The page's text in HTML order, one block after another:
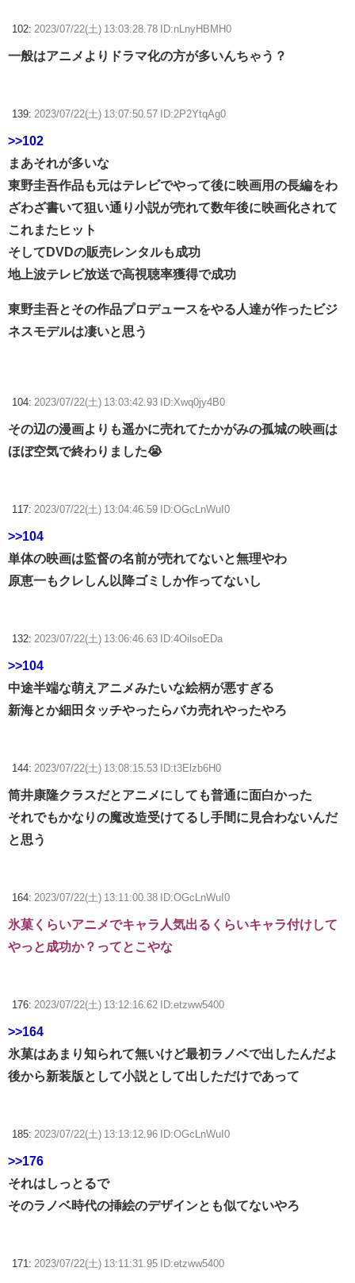
102: 2023/07/22(土) 13:03:28.78 ID:nLnyHBMH0
一般はアニメよりドラマ化の方が多いんちゃう？
139: 2023/07/22(土) 13:07:50.57 ID:2P2YtqAg0
>>102
まあそれが多いな
東野圭吾作品も元はテレビでやって後に映画用の長編をわ
ざわざ書いて狙い通り小説が売れて数年後に映画化されて
これまたヒット
そしてDVDの販売レンタルも成功
地上波テレビ放送で高視聴率獲得で成功
東野圭吾とその作品プロデュースをやる人達が作ったビジ
ネスモデルは凄いと思う
104: 2023/07/22(土) 13:03:42.93 ID:Xwq0jy4B0
その辺の漫画よりも遥かに売れてたかがみの孤城の映画は
ほぼ空気で終わりました😭
117: 2023/07/22(土) 13:04:46.59 ID:OGcLnWuI0
>>104
単体の映画は監督の名前が売れてないと無理やわ
原恵一もクレしん以降ゴミしか作ってないし
132: 2023/07/22(土) 13:06:46.63 ID:4OilsoEDa
>>104
中途半端な萌えアニメみたいな絵柄が悪すぎる
新海とか細田タッチやったらバカ売れやったやろ
144: 2023/07/22(土) 13:08:15.53 ID:t3Elzb6H0
筒井康隆クラスだとアニメにしても普通に面白かった
それでもかなりの魔改造受けてるし手間に見合わないんだ
と思う
164: 2023/07/22(土) 13:11:00.38 ID:OGcLnWuI0
氷菓くらいアニメでキャラ人気出るくらいキャラ付けして
やっと成功か？ってとこやな
176: 2023/07/22(土) 13:12:16.62 ID:etzww5400
>>164
氷菓はあまり知られて無いけど最初ラノベで出したんだよ
後から新装版として小説として出しただけであって
185: 2023/07/22(土) 13:13:12.96 ID:OGcLnWuI0
>>176
それはしっとるで
そのラノベ時代の挿絵のデザインとも似てないやろ
171: 2023/07/22(土) 13:11:31.95 ID:etzww5400